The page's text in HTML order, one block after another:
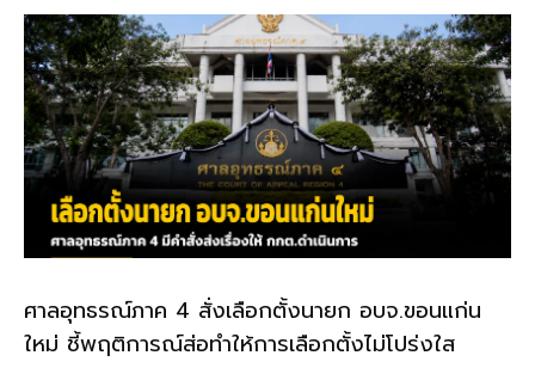
ศาลอุทธรณ์ภาค 4 สั่งเลือกตั้งนายก อบจ.ขอนแก่น
ใหม่ ชี้พฤติการณ์ส่อทำให้การเลือกตั้งไม่โปร่งใส